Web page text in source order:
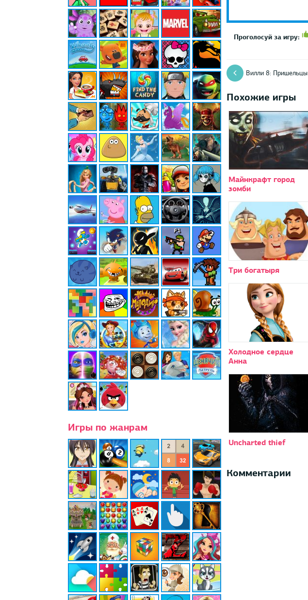
Игры по жанрам
Проголосуй за игру:
Вилли 8: Пришельцы
Похожие игры
Майнкрафт город
зомби
Три богатыря
Холодное сердце
Анна
Uncharted thief
Комментарии